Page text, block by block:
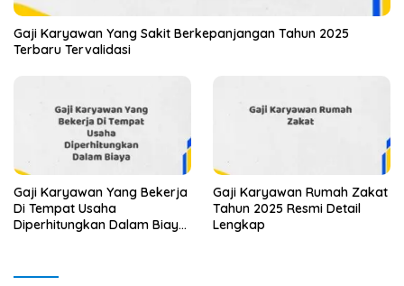
Gaji Karyawan Yang Sakit Berkepanjangan Tahun 2025
Terbaru Tervalidasi
Gaji Karyawan Yang Bekerja
Di Tempat Usaha
Diperhitungkan Dalam Biaya
Gaji Karyawan Rumah Zakat
Tahun 2025 Resmi Detail
Lengkap